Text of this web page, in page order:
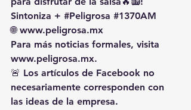
Sintoniza + #Peligrosa #1370AM
🌐 www.peligrosa.mx
Para más noticias formales, visita
www.peligrosa.mx.
🚨 Los artículos de Facebook no
necesariamente corresponden con
las ideas de la empresa.